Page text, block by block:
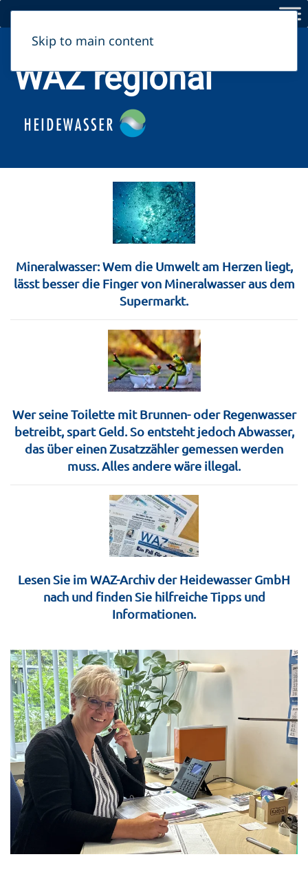
Skip to main content
Haldensleben, Möckern/Gommern, Behnsdorf, Zerbst
WAZ regional
Mineralwasser: Wem die Umwelt am Herzen liegt,
lässt besser die Finger von Mineralwasser aus dem
Supermarkt.
Wer seine Toilette mit Brunnen- oder Regenwasser
betreibt, spart Geld. So entsteht jedoch Abwasser,
das über einen Zusatzzähler gemessen werden
muss. Alles andere wäre illegal.
Lesen Sie im WAZ-Archiv der Heidewasser GmbH
nach und finden Sie hilfreiche Tipps und
Informationen.